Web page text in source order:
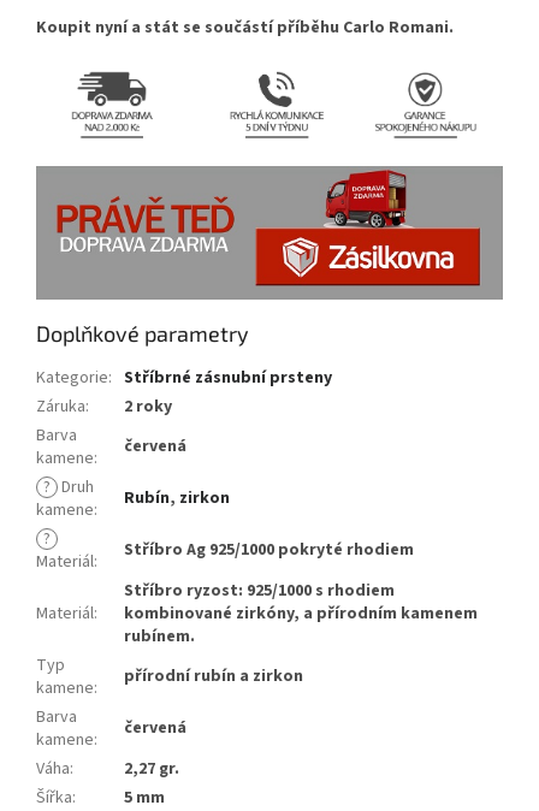
Koupit nyní a stát se součástí příběhu Carlo Romani.
Doplňkové parametry
Kategorie: Stříbrné zásnubní prsteny
Záruka:
2 roky
Barva
kamene:
červená
? Druh
kamene: Rubín, zirkon
?
Materiál: Stříbro Ag 925/1000 pokryté rhodiem
Materiál:
Stříbro ryzost: 925/1000 s rhodiem
kombinované zirkóny, a přírodním kamenem
rubínem.
Typ
kamene:
přírodní rubín a zirkon
Barva
kamene:
červená
Váha:
2,27 gr.
Šířka:
5 mm